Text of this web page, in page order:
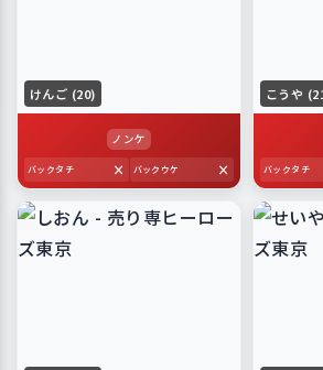
けんご (20)
ノンケ
バックタチ × バックウケ ×
こうや
バックタチ